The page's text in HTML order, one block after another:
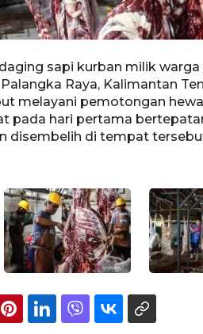
sapi kurban milik
Raya, Kalimantan
melayani pemotongan
pada hari pertama
disembelih di tempat